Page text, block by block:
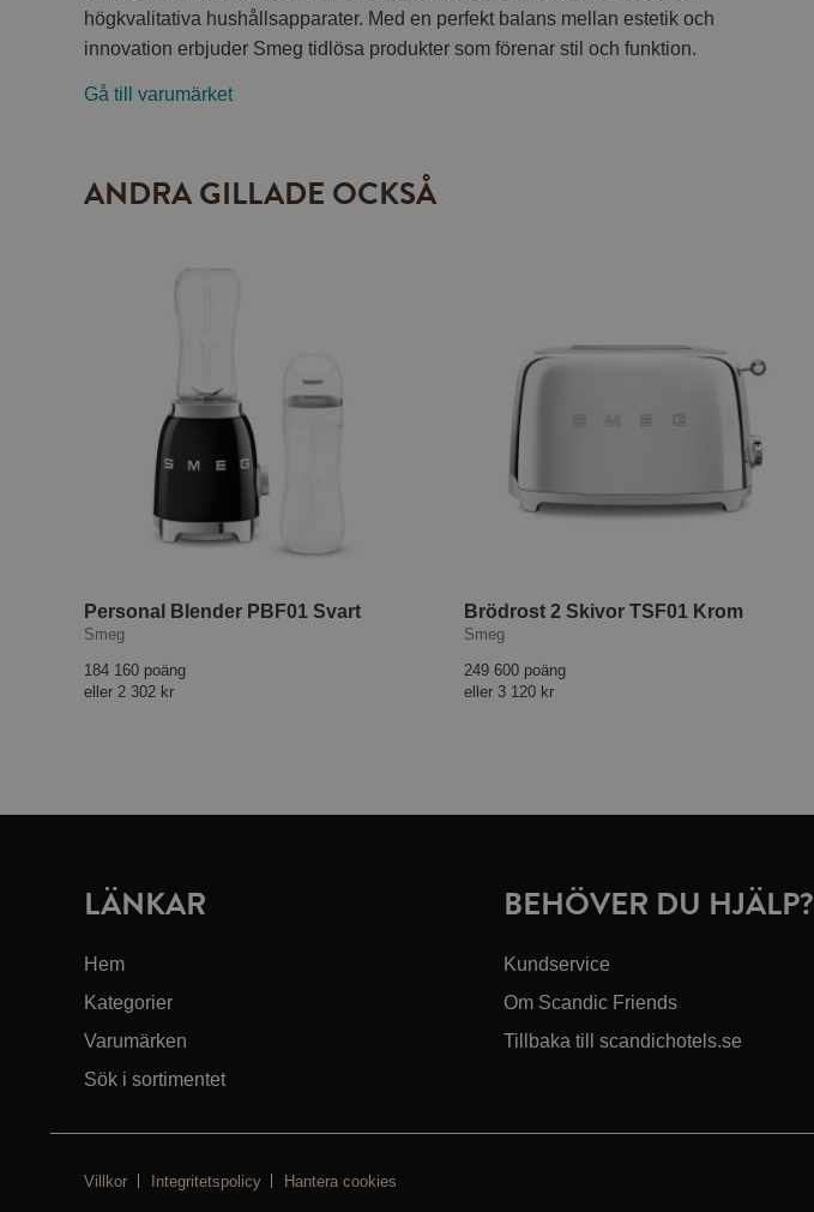
högkvalitativa hushållsapparater. Med en perfekt balans mellan estetik och
innovation erbjuder Smeg tidlösa produkter som förenar stil och funktion.
Gå till varumärket
ANDRA GILLADE OCKSÅ
Personal Blender PBF01 Svart
Smeg
184 160 poäng
eller 2 302 kr
Brödrost 2 Skivor TSF01 Krom
Smeg
249 600 poäng
eller 3 120 kr
LÄNKAR
Hem
Kategorier
Varumärken
Sök i sortimentet
BEHÖVER DU HJÄLP?
Kundservice
Om Scandic Friends
Tillbaka till scandichotels.se
Villkor Integritetspolicy Hantera cookies